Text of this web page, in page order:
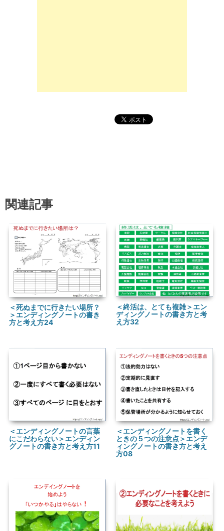
関連記事
＜死ぬまでに行きたい場所？
＞エンディングノートの書き
方と考え方24
＜終活は、とても複雑＞エン
ディングノートの書き方と考
え方32
＜エンディングノートの言葉
にこだわらない＞エンディン
グノートの書き方と考え方11
＜エンディングノートを書く
ときの５つの注意点＞エンデ
ィングノートの書き方と考え
方08